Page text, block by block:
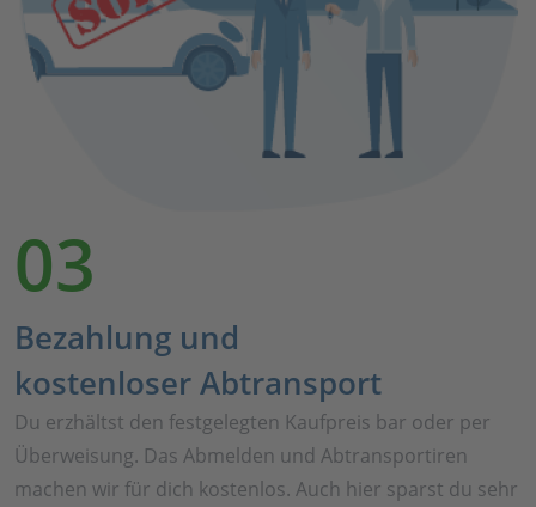
03
Bezahlung und
kostenloser Abtransport
Du erzhältst den festgelegten Kaufpreis bar oder per
Überweisung. Das Abmelden und Abtransportiren
machen wir für dich kostenlos. Auch hier sparst du sehr